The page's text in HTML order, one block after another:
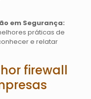
em Segurança:
práticas de
e relatar
firewall